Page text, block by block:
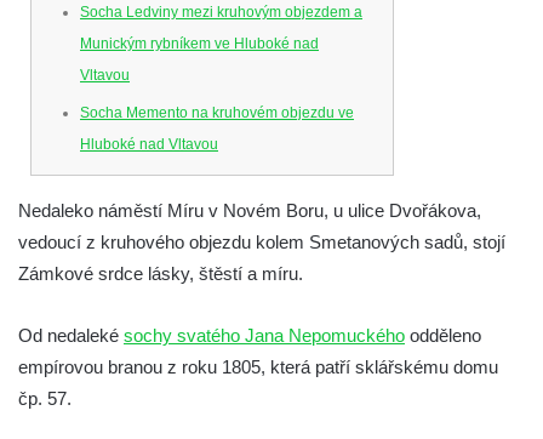
Socha Ledviny mezi kruhovým objezdem a
Munickým rybníkem ve Hluboké nad
Vltavou
Socha Memento na kruhovém objezdu ve
Hluboké nad Vltavou
Socha Chalikotérium v ZOO Hluboká
Socha Smilodon v ZOO Hluboká
Socha Veledaněk v ZOO Hluboká
Socha Plejtvák obrovský v ZOO Hluboká
Socha Medvěd jeskynní v ZOO Hluboká
Nedaleko náměstí Míru v Novém Boru, u ulice Dvořákova,
vedoucí z kruhového objezdu kolem Smetanových sadů, stojí
Zámkové srdce lásky, štěstí a míru.
Od nedaleké sochy svatého Jana Nepomuckého odděleno
empírovou branou z roku 1805, která patří sklářskému domu
čp. 57.